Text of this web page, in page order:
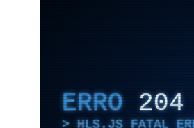
ERRO 204
HLS.JS FATAL